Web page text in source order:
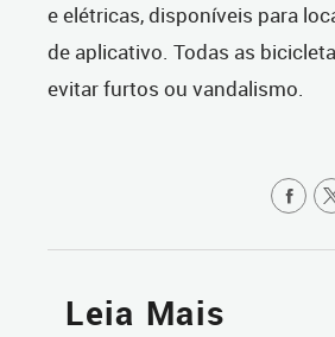
e elétricas, disponíveis para
de aplicativo. Todas as
evitar furtos ou vandalismo.
Leia Mais